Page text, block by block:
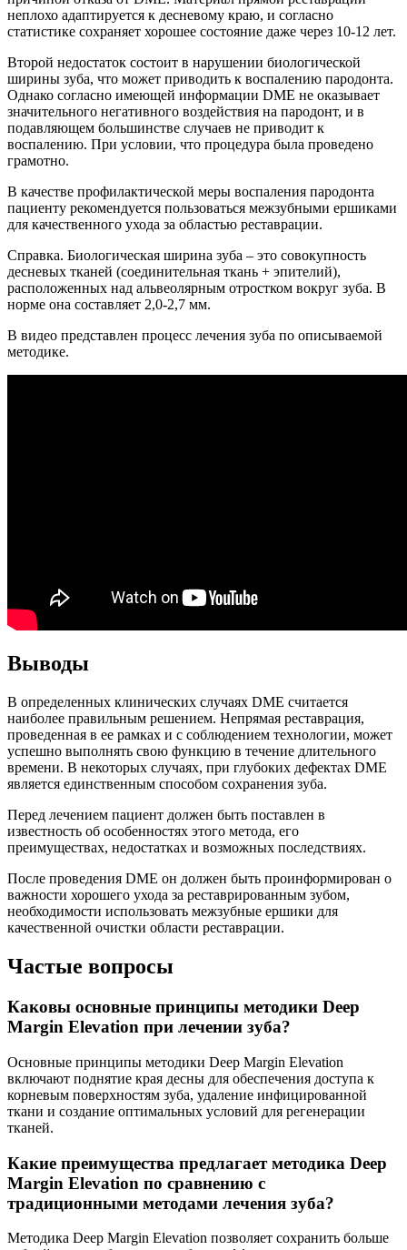
неплохо адаптируется к десневому краю, и согласно
статистике сохраняет хорошее состояние даже через 10-12 лет.
Второй недостаток состоит в нарушении биологической
ширины зуба, что может приводить к воспалению пародонта.
Однако согласно имеющей информации DME не оказывает
значительного негативного воздействия на пародонт, и в
подавляющем большинстве случаев не приводит к
воспалению. При условии, что процедура была проведено
грамотно.
В качестве профилактической меры воспаления пародонта
пациенту рекомендуется пользоваться межзубными ершиками
для качественного ухода за областью реставрации.
Справка. Биологическая ширина зуба – это совокупность
десневых тканей (соединительная ткань + эпителий),
расположенных над альвеолярным отростком вокруг зуба. В
норме она составляет 2,0-2,7 мм.
В видео представлен процесс лечения зуба по описываемой
методике.
Выводы
В определенных клинических случаях DME считается
наиболее правильным решением. Непрямая реставрация,
проведенная в ее рамках и с соблюдением технологии, может
успешно выполнять свою функцию в течение длительного
времени. В некоторых случаях, при глубоких дефектах DME
является единственным способом сохранения зуба.
Перед лечением пациент должен быть поставлен в
известность об особенностях этого метода, его
преимуществах, недостатках и возможных последствиях.
После проведения DME он должен быть проинформирован о
важности хорошего ухода за реставрированным зубом,
необходимости использовать межзубные ершики для
качественной очистки области реставрации.
Частые вопросы
Каковы основные принципы методики Deep
Margin Elevation при лечении зуба?
Основные принципы методики Deep Margin Elevation
включают поднятие края десны для обеспечения доступа к
корневым поверхностям зуба, удаление инфицированной
ткани и создание оптимальных условий для регенерации
тканей.
Какие преимущества предлагает методика Deep
Margin Elevation по сравнению с
традиционными методами лечения зуба?
Методика Deep Margin Elevation позволяет сохранить больше